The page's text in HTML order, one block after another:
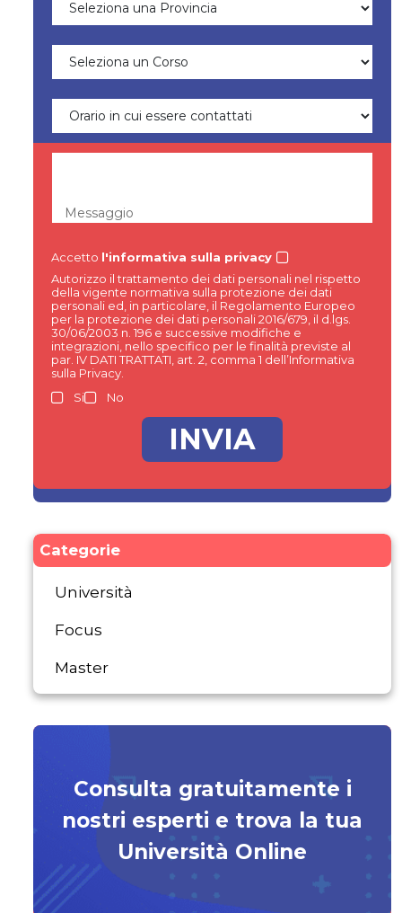
Messaggio
Accetto l'informativa sulla privacy
Autorizzo il trattamento dei dati personali nel rispetto
della vigente normativa sulla protezione dei dati
personali ed, in particolare, il Regolamento Europeo
per la protezione dei dati personali 2016/679, il d.lgs.
30/06/2003 n. 196 e successive modifiche e
integrazioni, nello specifico per le finalità previste al
par. IV DATI TRATTATI, art. 2, comma 1 dell’Informativa
sulla Privacy.
Si
No
Categorie
Università
Focus
Master
Consulta gratuitamente i
nostri esperti e trova la tua
Università Online